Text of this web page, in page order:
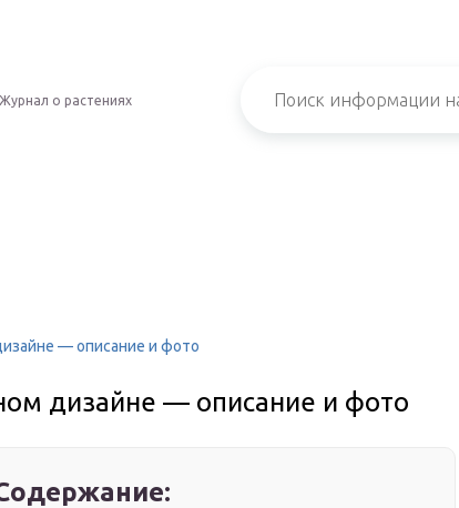
Журнал о растениях
— описание и фото
дизайне — описание и фото